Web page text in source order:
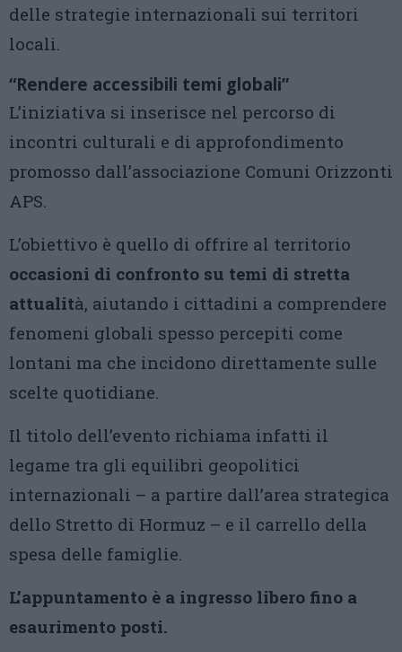
delle strategie internazionali sui territori
locali.
“Rendere accessibili temi globali”
L’iniziativa si inserisce nel percorso di
incontri culturali e di approfondimento
promosso dall’associazione Comuni Orizzonti
APS.
L’obiettivo è quello di offrire al territorio
occasioni di confronto su temi di stretta
attualità, aiutando i cittadini a comprendere
fenomeni globali spesso percepiti come
lontani ma che incidono direttamente sulle
scelte quotidiane.
Il titolo dell’evento richiama infatti il
legame tra gli equilibri geopolitici
internazionali – a partire dall’area strategica
dello Stretto di Hormuz – e il carrello della
spesa delle famiglie.
L’appuntamento è a ingresso libero fino a
esaurimento posti.